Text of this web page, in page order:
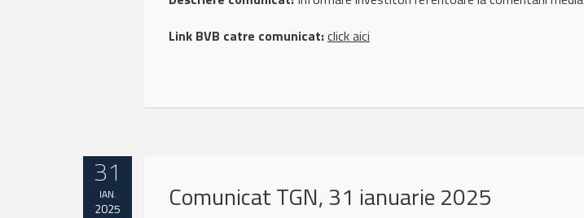
Link BVB catre comunicat:click aici
31
IAN.
2025 Comunicat TGN, 31 ianuarie 2025